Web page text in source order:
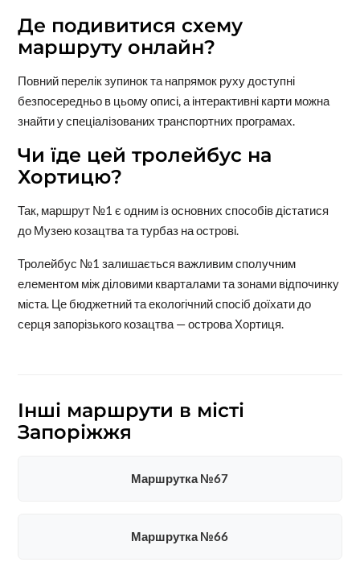
Де подивитися схему
маршруту онлайн?
Повний перелік зупинок та напрямок руху доступні
безпосередньо в цьому описі, а інтерактивні карти можна
знайти у спеціалізованих транспортних програмах.
Чи їде цей тролейбус на
Хортицю?
Так, маршрут №1 є одним із основних способів дістатися
до Музею козацтва та турбаз на острові.
Тролейбус №1 залишається важливим сполучним
елементом між діловими кварталами та зонами відпочинку
міста. Це бюджетний та екологічний спосіб доїхати до
серця запорізького козацтва — острова Хортиця.
Інші маршрути в місті
Запоріжжя
Маршрутка №67
Маршрутка №66